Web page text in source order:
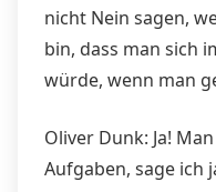
nicht Nein sagen,
bin, dass man sich
würde, wenn man
Oliver Dunk: Ja!
Aufgaben, sage ich